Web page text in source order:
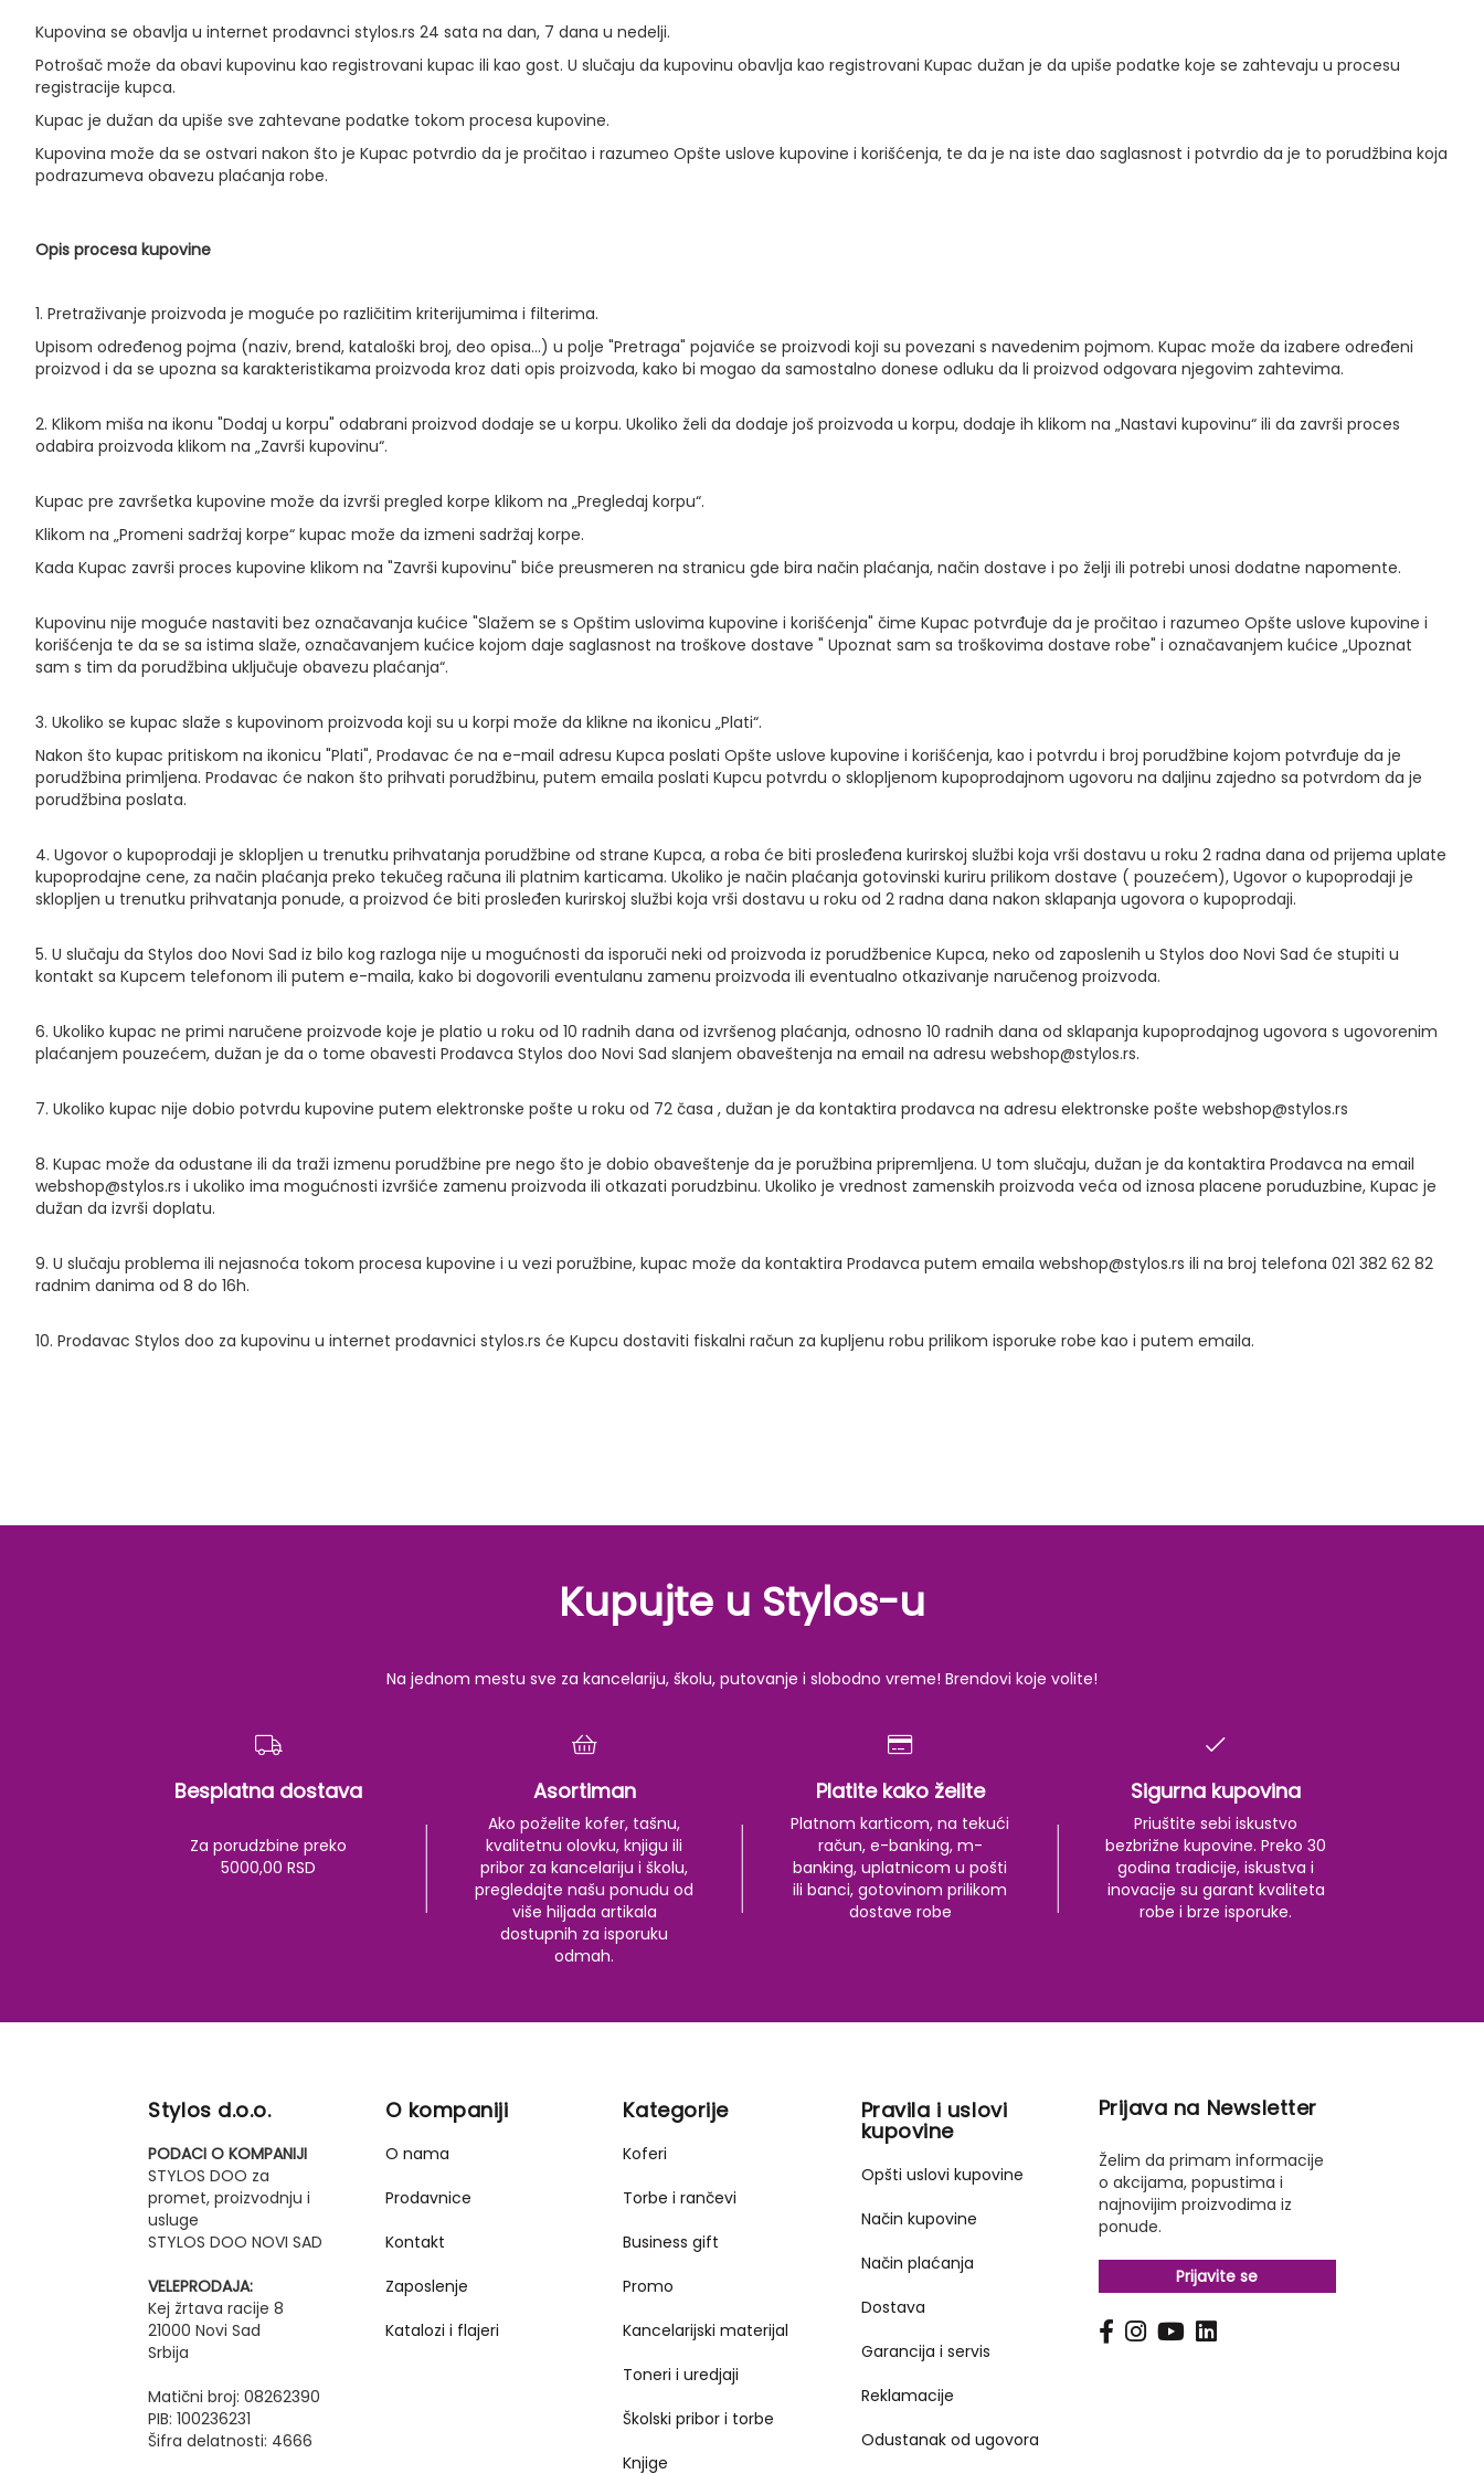
Kupovina se obavlja u internet prodavnci stylos.rs 24 sata na dan, 7 dana u nedelji.
Potrošač može da obavi kupovinu kao registrovani kupac ili kao gost. U slučaju da kupovinu obavlja kao registrovani Kupac dužan je da upiše podatke koje se zahtevaju u procesu
registracije kupca.
Kupac je dužan da upiše sve zahtevane podatke tokom procesa kupovine.
Kupovina može da se ostvari nakon što je Kupac potvrdio da je pročitao i razumeo Opšte uslove kupovine i korišćenja, te da je na iste dao saglasnost i potvrdio da je to porudžbina koja
podrazumeva obavezu plaćanja robe.
Opis procesa kupovine
1. Pretraživanje proizvoda je moguće po različitim kriterijumima i filterima.
Upisom određenog pojma (naziv, brend, kataloški broj, deo opisa...) u polje "Pretraga" pojaviće se proizvodi koji su povezani s navedenim pojmom. Kupac može da izabere određeni
proizvod i da se upozna sa karakteristikama proizvoda kroz dati opis proizvoda, kako bi mogao da samostalno donese odluku da li proizvod odgovara njegovim zahtevima.
2. Klikom miša na ikonu "Dodaj u korpu" odabrani proizvod dodaje se u korpu. Ukoliko želi da dodaje još proizvoda u korpu, dodaje ih klikom na „Nastavi kupovinu“ ili da završi proces
odabira proizvoda klikom na „Završi kupovinu“.
Kupac pre završetka kupovine može da izvrši pregled korpe klikom na „Pregledaj korpu“.
Klikom na „Promeni sadržaj korpe“ kupac može da izmeni sadržaj korpe.
Kada Kupac završi proces kupovine klikom na "Završi kupovinu" biće preusmeren na stranicu gde bira način plaćanja, način dostave i po želji ili potrebi unosi dodatne napomente.
Kupovinu nije moguće nastaviti bez označavanja kućice "Slažem se s Opštim uslovima kupovine i korišćenja" čime Kupac potvrđuje da je pročitao i razumeo Opšte uslove kupovine i
korišćenja te da se sa istima slaže, označavanjem kućice kojom daje saglasnost na troškove dostave " Upoznat sam sa troškovima dostave robe" i označavanjem kućice „Upoznat
sam s tim da porudžbina uključuje obavezu plaćanja“.
3. Ukoliko se kupac slaže s kupovinom proizvoda koji su u korpi može da klikne na ikonicu „Plati“.
Nakon što kupac pritiskom na ikonicu "Plati", Prodavac će na e-mail adresu Kupca poslati Opšte uslove kupovine i korišćenja, kao i potvrdu i broj porudžbine kojom potvrđuje da je
porudžbina primljena. Prodavac će nakon što prihvati porudžbinu, putem emaila poslati Kupcu potvrdu o sklopljenom kupoprodajnom ugovoru na daljinu zajedno sa potvrdom da je
porudžbina poslata.
4. Ugovor o kupoprodaji je sklopljen u trenutku prihvatanja porudžbine od strane Kupca, a roba će biti prosleđena kurirskoj službi koja vrši dostavu u roku 2 radna dana od prijema uplate
kupoprodajne cene, za način plaćanja preko tekučeg računa ili platnim karticama. Ukoliko je način plaćanja gotovinski kuriru prilikom dostave ( pouzećem), Ugovor o kupoprodaji je
sklopljen u trenutku prihvatanja ponude, a proizvod će biti prosleđen kurirskoj službi koja vrši dostavu u roku od 2 radna dana nakon sklapanja ugovora o kupoprodaji.
5. U slučaju da Stylos doo Novi Sad iz bilo kog razloga nije u mogućnosti da isporuči neki od proizvoda iz porudžbenice Kupca, neko od zaposlenih u Stylos doo Novi Sad će stupiti u
kontakt sa Kupcem telefonom ili putem e-maila, kako bi dogovorili eventulanu zamenu proizvoda ili eventualno otkazivanje naručenog proizvoda.
6. Ukoliko kupac ne primi naručene proizvode koje je platio u roku od 10 radnih dana od izvršenog plaćanja, odnosno 10 radnih dana od sklapanja kupoprodajnog ugovora s ugovorenim
plaćanjem pouzećem, dužan je da o tome obavesti Prodavca Stylos doo Novi Sad slanjem obaveštenja na email na adresu webshop@stylos.rs.
7. Ukoliko kupac nije dobio potvrdu kupovine putem elektronske pošte u roku od 72 časa , dužan je da kontaktira prodavca na adresu elektronske pošte webshop@stylos.rs
8. Kupac može da odustane ili da traži izmenu porudžbine pre nego što je dobio obaveštenje da je poružbina pripremljena. U tom slučaju, dužan je da kontaktira Prodavca na email
webshop@stylos.rs i ukoliko ima mogućnosti izvršiće zamenu proizvoda ili otkazati porudzbinu. Ukoliko je vrednost zamenskih proizvoda veća od iznosa placene poruduzbine, Kupac je
dužan da izvrši doplatu.
9. U slučaju problema ili nejasnoća tokom procesa kupovine i u vezi poružbine, kupac može da kontaktira Prodavca putem emaila webshop@stylos.rs ili na broj telefona 021 382 62 82
radnim danima od 8 do 16h.
10. Prodavac Stylos doo za kupovinu u internet prodavnici stylos.rs će Kupcu dostaviti fiskalni račun za kupljenu robu prilikom isporuke robe kao i putem emaila.
Kupujte u Stylos-u
Na jednom mestu sve za kancelariju, školu, putovanje i slobodno vreme! Brendovi koje volite!
Besplatna dostava
Za porudzbine preko
5000,00 RSD
Asortiman
Ako poželite kofer, tašnu,
kvalitetnu olovku, knjigu ili
pribor za kancelariju i školu,
pregledajte našu ponudu od
više hiljada artikala
dostupnih za isporuku
odmah.
Platite kako želite
Platnom karticom, na tekući
račun, e-banking, m-
banking, uplatnicom u pošti
ili banci, gotovinom prilikom
dostave robe
Sigurna kupovina
Priuštite sebi iskustvo
bezbrižne kupovine. Preko 30
godina tradicije, iskustva i
inovacije su garant kvaliteta
robe i brze isporuke.
Stylos d.o.o.
PODACI O KOMPANIJI
STYLOS DOO za
promet, proizvodnju i
usluge
STYLOS DOO NOVI SAD
VELEPRODAJA:
Kej žrtava racije 8
21000 Novi Sad
Srbija
Matični broj: 08262390
PIB: 100236231
Šifra delatnosti: 4666
O kompaniji
O nama
Prodavnice
Kontakt
Zaposlenje
Katalozi i flajeri
Kategorije
Koferi
Torbe i rančevi
Business gift
Promo
Kancelarijski materijal
Toneri i uredjaji
Školski pribor i torbe
Knjige
Pravila i uslovi
kupovine
Opšti uslovi kupovine
Način kupovine
Način plaćanja
Dostava
Garancija i servis
Reklamacije
Odustanak od ugovora
Prijava na Newsletter
Želim da primam informacije
o akcijama, popustima i
najnovijim proizvodima iz
ponude.
Prijavite se